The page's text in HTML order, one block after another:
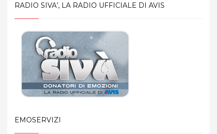
RADIO SIVA’, LA RADIO UFFICIALE DI AVIS
EMOSERVIZI